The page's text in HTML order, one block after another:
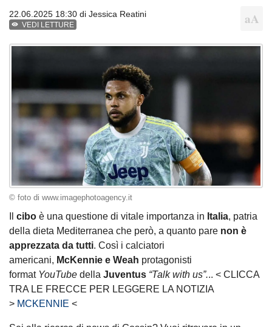
22.06.2025 18:30 di Jessica Reatini
VEDI LETTURE
© foto di www.imagephotoagency.it
cibo è una questione di vitale importanza in Italia, patria
della dieta Mediterranea che però, a quanto pare non è
apprezzata da tutti. Così i calciatori
americani, McKennie e Weah protagonisti
format YouTube della Juventus “Talk with us”... < CLICCA
TRA LE FRECCE PER LEGGERE LA NOTIZIA
> MCKENNIE <